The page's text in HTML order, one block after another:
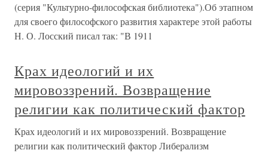
(серия "Культурно-философская библиотека").Об этапном
для своего философского развития характере этой работы
Н. О. Лосский писал так: "В 1911
Крах идеологий и их
мировоззрений. Возвращение
религии как политический фактор
Крах идеологий и их мировоззрений. Возвращение
религии как политический фактор Либерализм